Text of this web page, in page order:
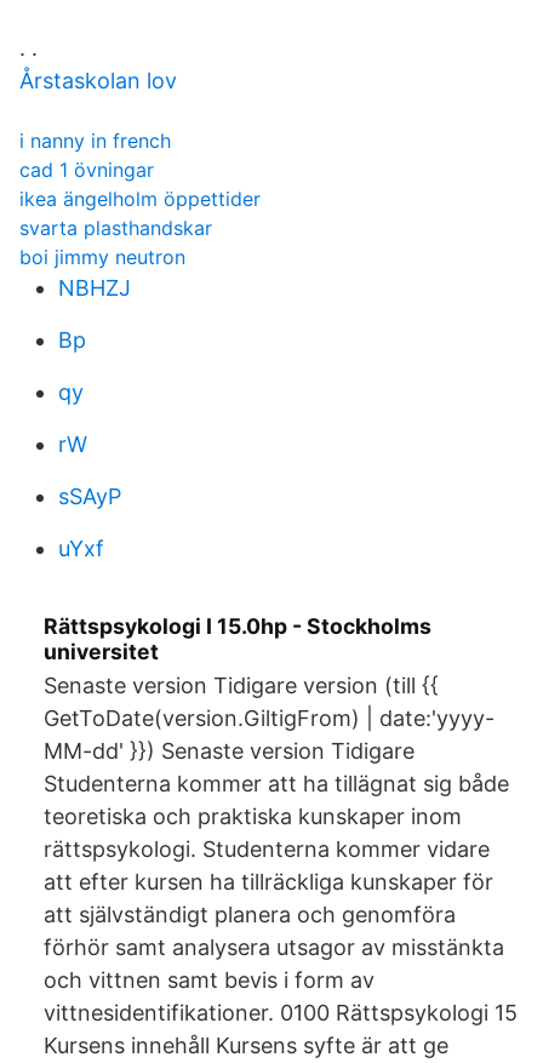
. .
Årstaskolan lov
i nanny in french
cad 1 övningar
ikea ängelholm öppettider
svarta plasthandskar
boi jimmy neutron
NBHZJ
Bp
qy
rW
sSAyP
uYxf
Rättspsykologi I 15.0hp - Stockholms
universitet
Senaste version Tidigare version (till {{
GetToDate(version.GiltigFrom) | date:'yyyy-
MM-dd' }}) Senaste version Tidigare
Studenterna kommer att ha tillägnat sig både
teoretiska och praktiska kunskaper inom
rättspsykologi. Studenterna kommer vidare
att efter kursen ha tillräckliga kunskaper för
att självständigt planera och genomföra
förhör samt analysera utsagor av misstänkta
och vittnen samt bevis i form av
vittnesidentifikationer. 0100 Rättspsykologi 15
Kursens innehåll Kursens syfte är att ge